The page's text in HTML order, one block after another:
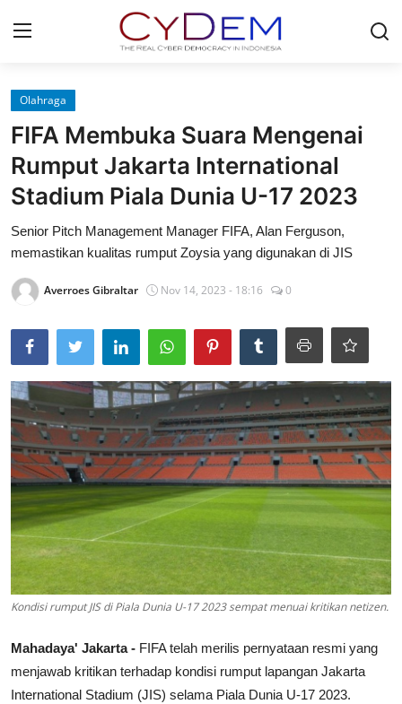
Login
Contact
News
Olahraga
Nasional
Lainya
Olahraga
FIFA Membuka Suara Mengenai
Rumput Jakarta International
Stadium Piala Dunia U-17 2023
Senior Pitch Management Manager FIFA, Alan Ferguson,
memastikan kualitas rumput Zoysia yang digunakan di JIS
Averroes Gibraltar Nov 14, 2023 - 18:16 0
Kondisi rumput JIS di Piala Dunia U-17 2023 sempat menuai kritikan netizen.
Mahadaya' Jakarta - FIFA telah merilis pernyataan resmi yang
menjawab kritikan terhadap kondisi rumput lapangan Jakarta
International Stadium (JIS) selama Piala Dunia U-17 2023.